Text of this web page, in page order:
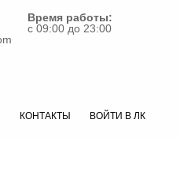
Время работы:
с 09:00 до 23:00
КОНТАКТЫ ВОЙТИ В ЛК